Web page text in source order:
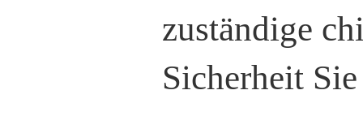
zuständige
Sicherheit